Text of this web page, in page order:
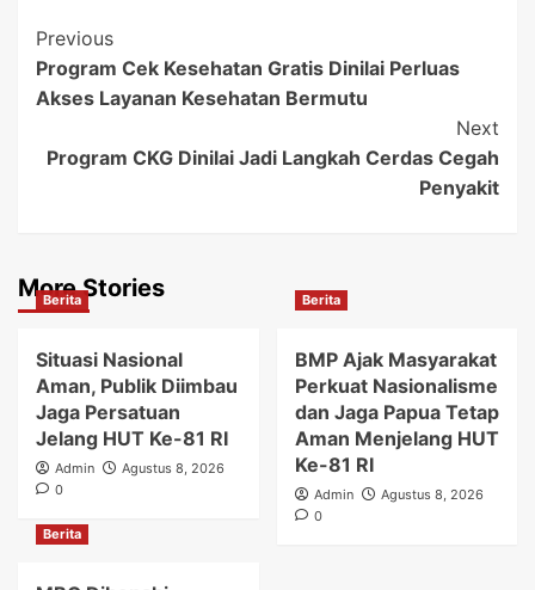
Post
Navigation
Previous
Program Cek Kesehatan Gratis Dinilai Perluas
Akses Layanan Kesehatan Bermutu
Next
Program CKG Dinilai Jadi Langkah Cerdas Cegah
Penyakit
More Stories
Berita
Situasi Nasional
Aman, Publik Diimbau
Jaga Persatuan
Jelang HUT Ke-81 RI
Admin
Agustus 8, 2026
0
Berita
BMP Ajak Masyarakat
Perkuat Nasionalisme
dan Jaga Papua Tetap
Aman Menjelang HUT
Ke-81 RI
Admin
Agustus 8, 2026
0
Berita